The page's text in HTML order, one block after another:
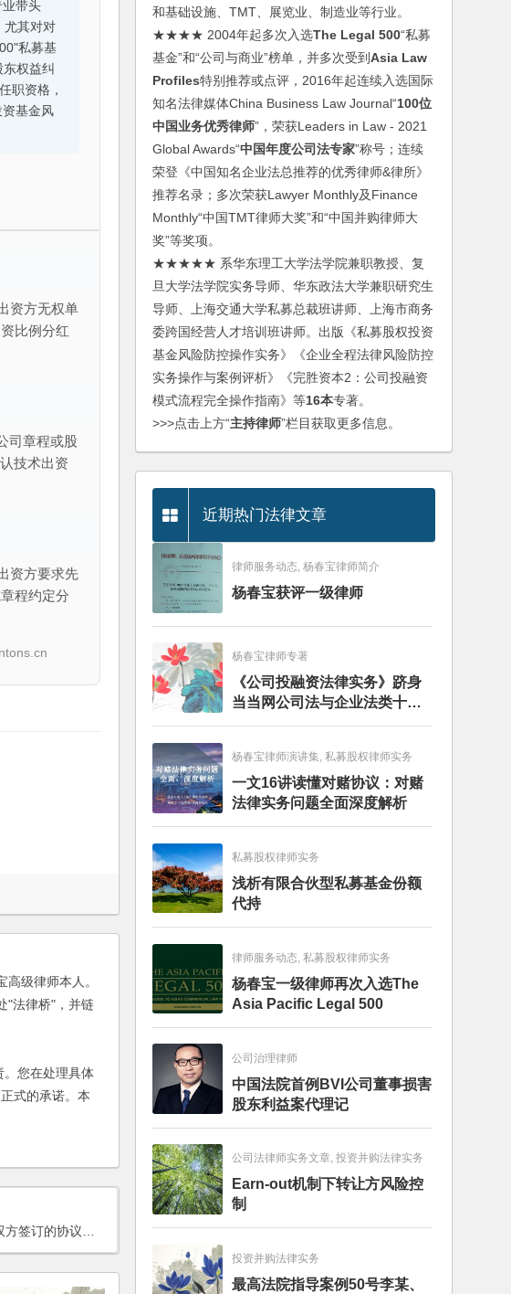
带头
尤其对对
私募基
权益纠
职资格，
基金风
资方无权单
比例分红
司章程或股
技术出资
资方要求先
程约定分
级律师本人。
"法律桥"，并链
您在处理具体
式的承诺。本
可以对抗第三人？
和基础设施、TMT、展览业、制造业等行业。
★★★★ 2004年起多次入选The Legal 500“私募
基金”和“公司与商业”榜单，并多次受到Asia Law
Profiles特别推荐或点评，2016年起连续入选国际
知名法律媒体China Business Law Journal“100位
中国业务优秀律师”，荣获Leaders in Law - 2021
Global Awards“中国年度公司法专家”称号；连续
荣登《中国知名企业法总推荐的优秀律师&律所》
推荐名录；多次荣获Lawyer Monthly及Finance
Monthly“中国TMT律师大奖”和“中国并购律师大
奖”等奖项。
★★★★★ 系华东理工大学法学院兼职教授、复
旦大学法学院实务导师、华东政法大学兼职研究生
导师、上海交通大学私募总裁班讲师、上海市商务
委跨国经营人才培训班讲师。出版《私募股权投资
基金风险防控操作实务》《企业全程法律风险防控
实务操作与案例评析》《完胜资本2：公司投融资
模式流程完全操作指南》等16本专著。
>>>点击上方“主持律师”栏目获取更多信息。
近期热门法律文章
律师服务动态, 杨春宝律师简介
杨春宝获评一级律师
杨春宝律师专著
《公司投融资法律实务》跻身
当当网公司法与企业法类十大
畅销图书榜
杨春宝律师演讲集, 私募股权律师实务
一文16讲读懂对赌协议：对赌
法律实务问题全面深度解析
私募股权律师实务
浅析有限合伙型私募基金份额
代持
律师服务动态, 私募股权律师实务
杨春宝一级律师再次入选The
Asia Pacific Legal 500
公司治理律师
中国法院首例BVI公司董事损害
股东利益案代理记
公司法律师实务文章, 投资并购法律实务
Earn-out机制下转让方风险控
制
投资并购法律实务
最高法院指导案例50号李某、